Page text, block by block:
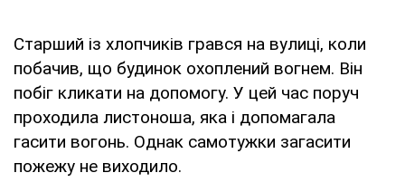
Старший із хлопчиків грався на вулиці, коли
побачив, що будинок охоплений вогнем. Він
побіг кликати на допомогу. У цей час поруч
проходила листоноша, яка і допомагала
гасити вогонь. Однак самотужки загасити
пожежу не виходило.